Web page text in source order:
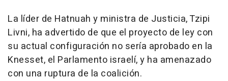
La líder de Hatnuah y ministra de Justicia, Tzipi
Livni, ha advertido de que el proyecto de ley con
su actual configuración no sería aprobado en la
Knesset, el Parlamento israelí, y ha amenazado
con una ruptura de la coalición.